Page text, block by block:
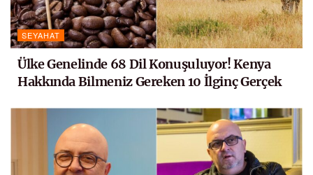
SEYAHAT
Ülke Genelinde 68 Dil Konuşuluyor! Kenya
Hakkında Bilmeniz Gereken 10 İlginç Gerçek